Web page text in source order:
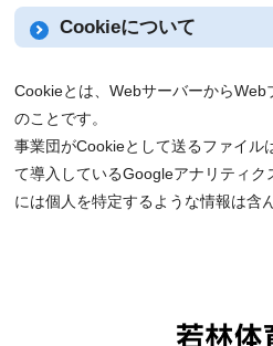
Cookieについて
Cookieとは、WebサーバーからWeb
のことです。
事業団がCookieとして送るファイル
て導入しているGoogleアナリティ
には個人を特定するような情報は含